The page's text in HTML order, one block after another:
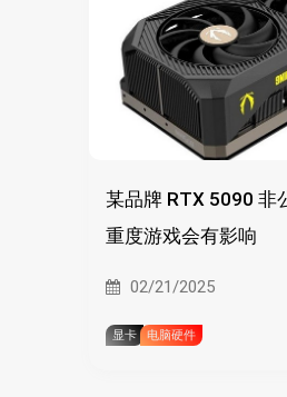
某品牌 RTX 5090 非
重度游戏会有影响
02/21/2025
显卡 电脑硬件